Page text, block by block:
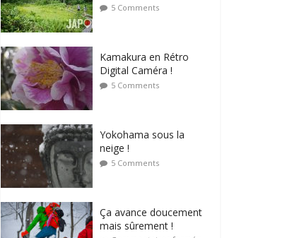
5 Comments
Kamakura en Rétro
Digital Caméra !
5 Comments
Yokohama sous la
neige !
5 Comments
Ça avance doucement
mais sûrement !